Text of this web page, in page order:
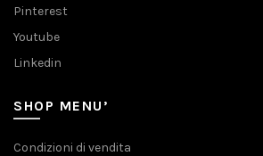
Pinterest
Youtube
Linkedin
SHOP MENU’
Condizioni di vendita